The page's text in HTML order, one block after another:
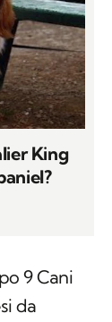
King
9 Cani
da